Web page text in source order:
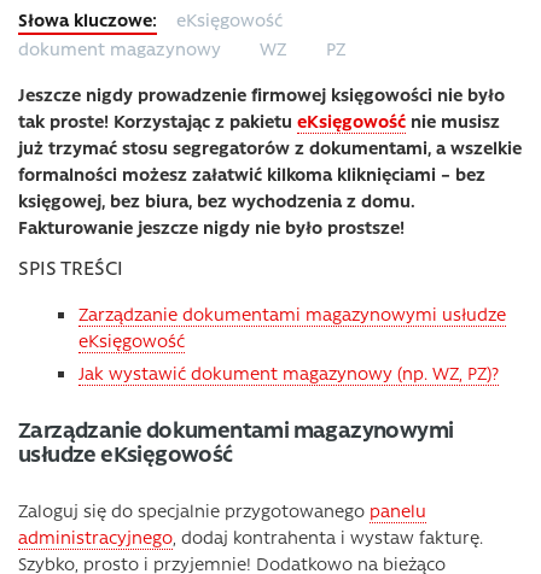
eKsięgowość
dokument magazynowy
WZ
PZ
Jeszcze nigdy prowadzenie firmowej księgowości nie było
tak proste! Korzystając z pakietu eKsięgowość nie musisz
już trzymać stosu segregatorów z dokumentami, a wszelkie
formalności możesz załatwić kilkoma kliknięciami – bez
księgowej, bez biura, bez wychodzenia z domu.
Fakturowanie jeszcze nigdy nie było prostsze!
SPIS TREŚCI
Zarządzanie dokumentami magazynowymi usłudze
eKsięgowość
Jak wystawić dokument magazynowy (np. WZ, PZ)?
Zarządzanie dokumentami magazynowymi
usłudze eKsięgowość
Zaloguj się do specjalnie przygotowanego panelu
administracyjnego, dodaj kontrahenta i wystaw fakturę.
Szybko, prosto i przyjemnie! Dodatkowo na bieżąco